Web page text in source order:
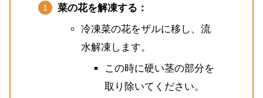
菜の花を解凍する：
冷凍菜の花をザルに移し、流
水解凍します。
この時に硬い茎の部分を
取り除いてください。